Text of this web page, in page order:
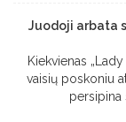
Juodoji arbata
Kiekvienas
vaisių poskoniu
persipina